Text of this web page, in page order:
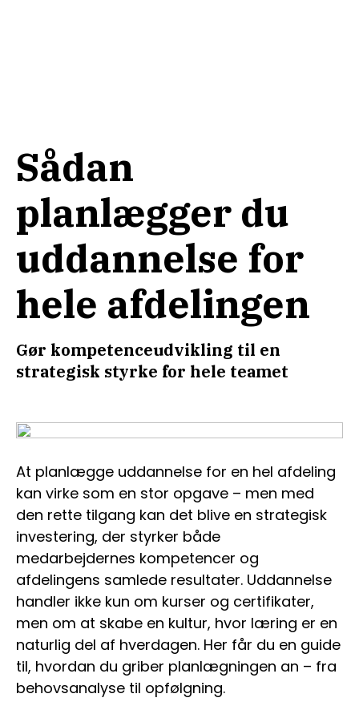
Sådan
planlægger du
uddannelse for
hele afdelingen
Gør kompetenceudvikling til en
strategisk styrke for hele teamet
At planlægge uddannelse for en hel afdeling
kan virke som en stor opgave – men med
den rette tilgang kan det blive en strategisk
investering, der styrker både
medarbejdernes kompetencer og
afdelingens samlede resultater. Uddannelse
handler ikke kun om kurser og certifikater,
men om at skabe en kultur, hvor læring er en
naturlig del af hverdagen. Her får du en guide
til, hvordan du griber planlægningen an – fra
behovsanalyse til opfølgning.